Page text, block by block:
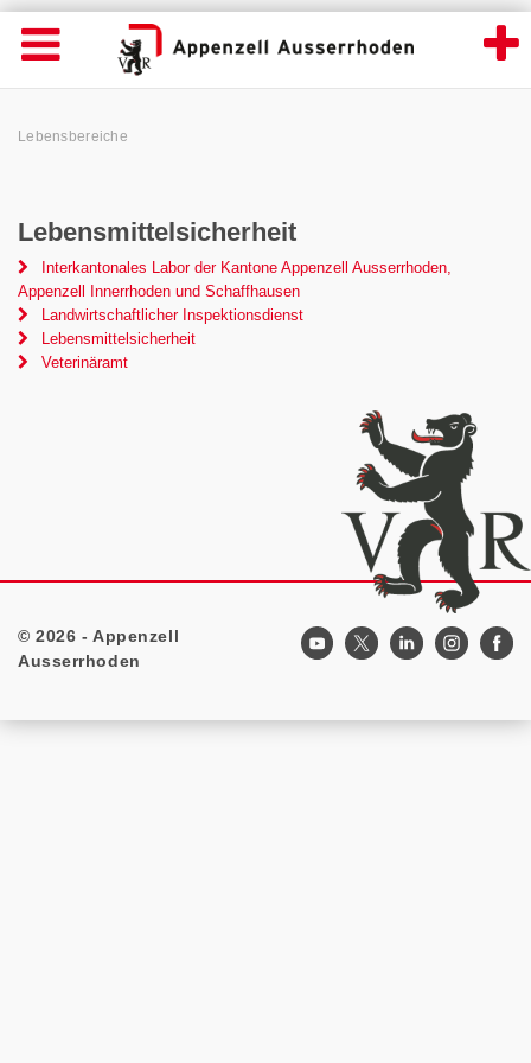
Lebensbereiche - Appenzell Ausserrhoden
Wichtige
Seiten
Home
Inhalt
Navigation öffnen
Inhalt
Pfadnavigation
Lebensbereiche
Lebensmittelsicherheit
Interkantonales Labor der Kantone Appenzell Ausserrhoden,
Appenzell Innerrhoden und Schaffhausen
Landwirtschaftlicher Inspektionsdienst
Lebensmittelsicherheit
Veterinäramt
Footer
© 2026 - Appenzell
Ausserrhoden